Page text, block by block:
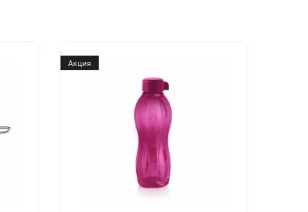
Акция